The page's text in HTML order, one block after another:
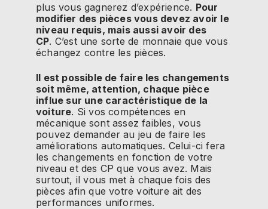
plus vous gagnerez d’expérience. Pour
modifier des pièces vous devez avoir le
niveau requis, mais aussi avoir des
CP. C’est une sorte de monnaie que vous
échangez contre les pièces.
Il est possible de faire les changements
soit même, attention, chaque pièce
influe sur une caractéristique de la
voiture. Si vos compétences en
mécanique sont assez faibles, vous
pouvez demander au jeu de faire les
améliorations automatiques. Celui-ci fera
les changements en fonction de votre
niveau et des CP que vous avez. Mais
surtout, il vous met à chaque fois des
pièces afin que votre voiture ait des
performances uniformes.